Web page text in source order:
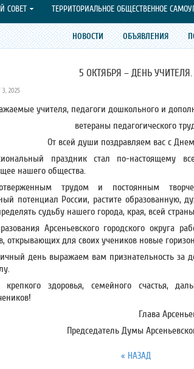
СОВЕТ ТЕРРИТОРИАЛЬНОЕ ОБЩЕСТВЕННОЕ
НОВОСТИ ОБЪЯВЛЕНИЯ
5 ОКТЯБРЯ – ДЕНЬ УЧИТЕЛЯ.
2025
учителя, педагоги дошкольного и
ветераны педагогического
От всей души поздравляем вас с
праздник стал по‑настоящему
нашего общества.
трудом и постоянным
потенциал России, растите образованную,
судьбу нашего города, края, всей
Арсеньевского городского округа
открывающих для своих учеников новые
день выражаем вам признательность за
здоровья, семейного счастья,
Глава
Председатель Думы
« НАЗАД